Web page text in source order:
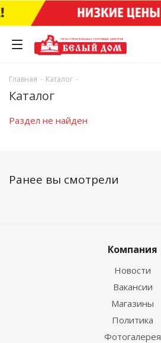
Главная - Каталог -
Каталог
Раздел не найден
Ранее вы смотрели
Компания
Новости
Вакансии
Магазины
Политика
Фотогалерея